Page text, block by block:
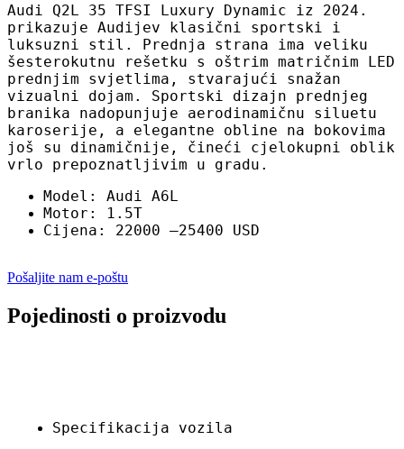
Audi Q2L 35 TFSI Luxury Dynamic iz 2024.
prikazuje Audijev klasični sportski i
luksuzni stil. Prednja strana ima veliku
šesterokutnu rešetku s oštrim matričnim LED
prednjim svjetlima, stvarajući snažan
vizualni dojam. Sportski dizajn prednjeg
branika nadopunjuje aerodinamičnu siluetu
karoserije, a elegantne obline na bokovima
još su dinamičnije, čineći cjelokupni oblik
vrlo prepoznatljivim u gradu.
Model: Audi A6L
Motor: 1.5T
Cijena: 22000 –25400 USD
Pošaljite nam e-poštu
Pojedinosti o proizvodu
Specifikacija vozila